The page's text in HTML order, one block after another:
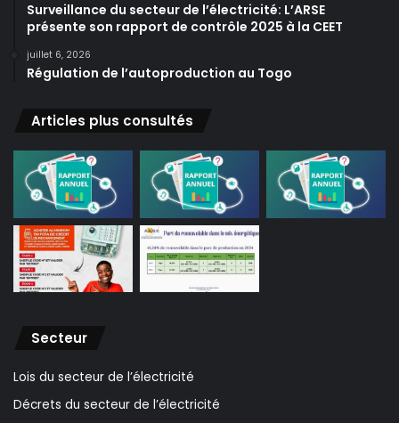
Surveillance du secteur de l’électricité: L’ARSE
présente son rapport de contrôle 2025 à la CEET
juillet 6, 2026
Régulation de l’autoproduction au Togo
Articles plus consultés
Secteur
Lois du secteur de l’électricité
Décrets du secteur de l’électricité